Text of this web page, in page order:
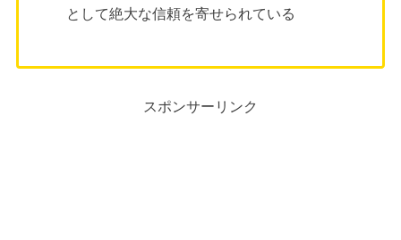
として絶大な信頼を寄せられている
スポンサーリンク